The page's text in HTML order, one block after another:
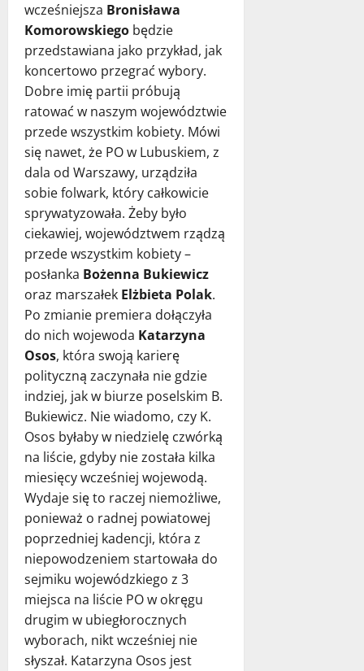
wcześniejsza Bronisława
Komorowskiego będzie
przedstawiana jako przykład, jak
koncertowo przegrać wybory.
Dobre imię partii próbują
ratować w naszym województwie
przede wszystkim kobiety. Mówi
się nawet, że PO w Lubuskiem, z
dala od Warszawy, urządziła
sobie folwark, który całkowicie
sprywatyzowała. Żeby było
ciekawiej, województwem rządzą
przede wszystkim kobiety –
posłanka Bożenna Bukiewicz
oraz marszałek Elżbieta Polak.
Po zmianie premiera dołączyła
do nich wojewoda Katarzyna
Osos, która swoją karierę
polityczną zaczynała nie gdzie
indziej, jak w biurze poselskim B.
Bukiewicz. Nie wiadomo, czy K.
Osos byłaby w niedzielę czwórką
na liście, gdyby nie została kilka
miesięcy wcześniej wojewodą.
Wydaje się to raczej niemożliwe,
ponieważ o radnej powiatowej
poprzedniej kadencji, która z
niepowodzeniem startowała do
sejmiku wojewódzkiego z 3
miejsca na liście PO w okręgu
drugim w ubiegłorocznych
wyborach, nikt wcześniej nie
słyszał. Katarzyna Osos jest